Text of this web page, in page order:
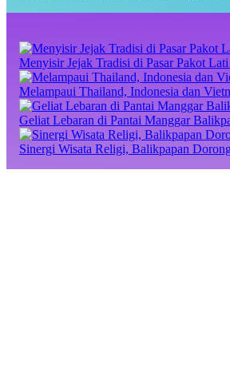
Menyisir Jejak Tradisi di Pasar Pakot
Melampaui Thailand, Indonesia dan
Geliat Lebaran di Pantai Manggar
Sinergi Wisata Religi, Balikpapan